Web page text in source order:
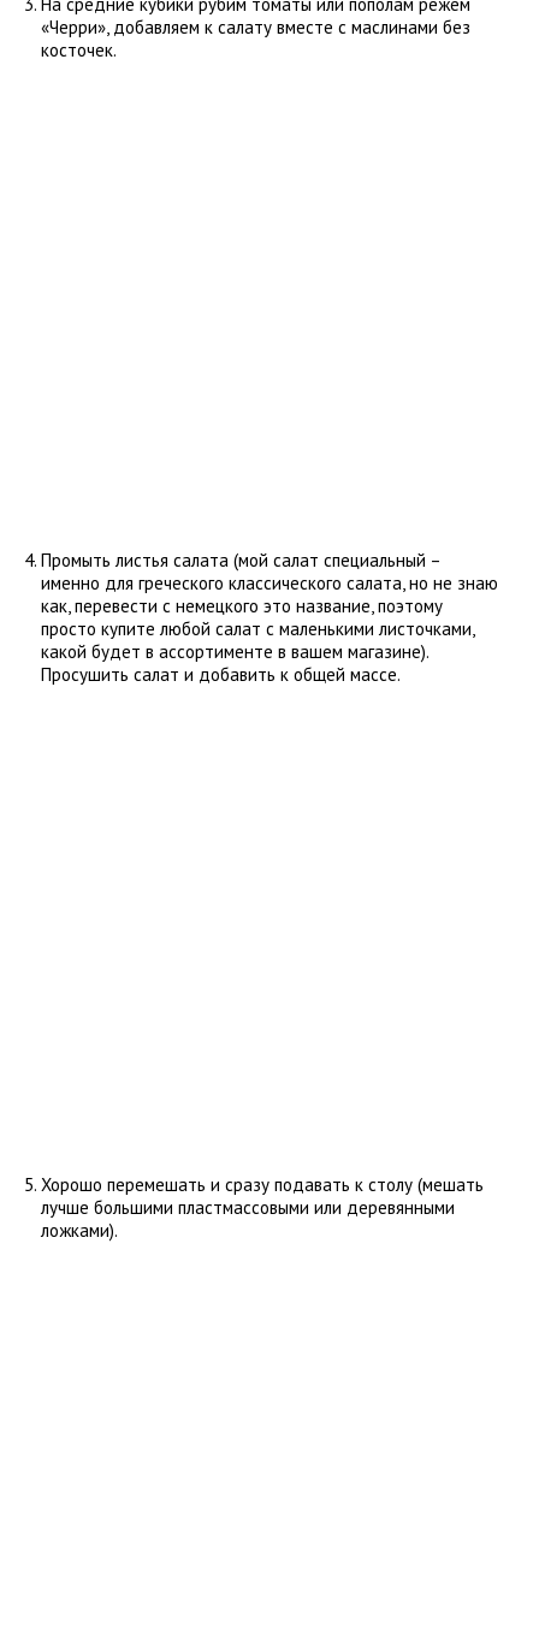
На средние кубики рубим томаты или пополам режем
«Черри», добавляем к салату вместе с маслинами без
косточек.
Промыть листья салата (мой салат специальный –
именно для греческого классического салата, но не знаю
как, перевести с немецкого это название, поэтому
просто купите любой салат с маленькими листочками,
какой будет в ассортименте в вашем магазине).
Просушить салат и добавить к общей массе.
Хорошо перемешать и сразу подавать к столу (мешать
лучше большими пластмассовыми или деревянными
ложками).